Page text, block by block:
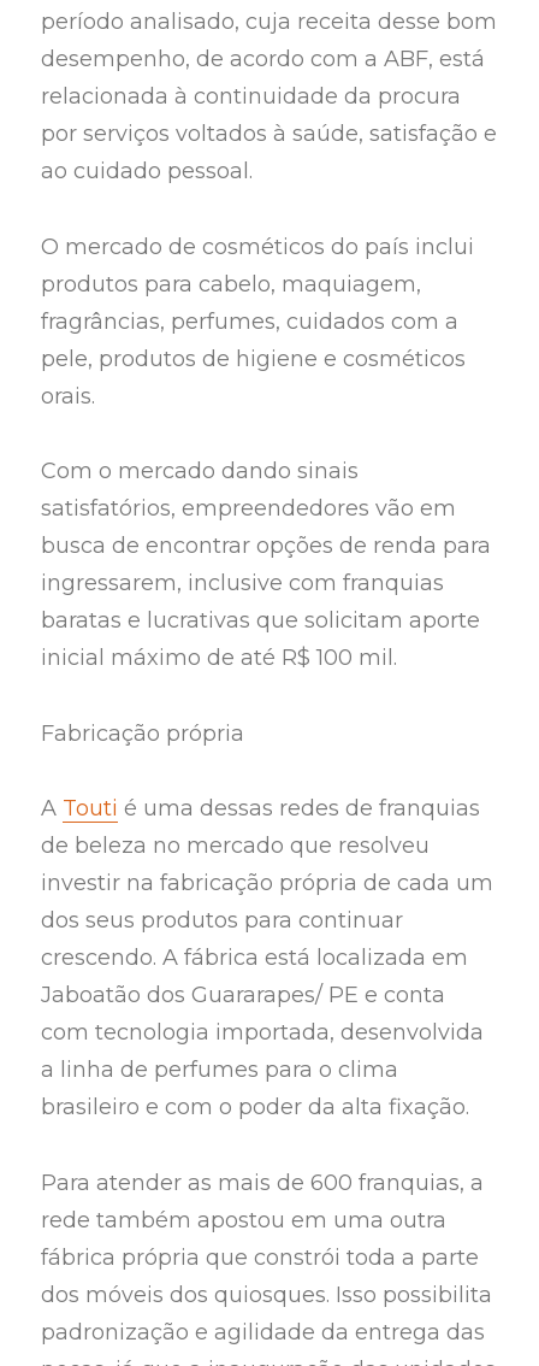
período analisado, cuja receita desse bom
desempenho, de acordo com a ABF, está
relacionada à continuidade da procura
por serviços voltados à saúde, satisfação e
ao cuidado pessoal.
O mercado de cosméticos do país inclui
produtos para cabelo, maquiagem,
fragrâncias, perfumes, cuidados com a
pele, produtos de higiene e cosméticos
orais.
Com o mercado dando sinais
satisfatórios, empreendedores vão em
busca de encontrar opções de renda para
ingressarem, inclusive com franquias
baratas e lucrativas que solicitam aporte
inicial máximo de até R$ 100 mil.
Fabricação própria
A Touti é uma dessas redes de franquias
de beleza no mercado que resolveu
investir na fabricação própria de cada um
dos seus produtos para continuar
crescendo. A fábrica está localizada em
Jaboatão dos Guararapes/ PE e conta
com tecnologia importada, desenvolvida
a linha de perfumes para o clima
brasileiro e com o poder da alta fixação.
Para atender as mais de 600 franquias, a
rede também apostou em uma outra
fábrica própria que constrói toda a parte
dos móveis dos quiosques. Isso possibilita
padronização e agilidade da entrega das